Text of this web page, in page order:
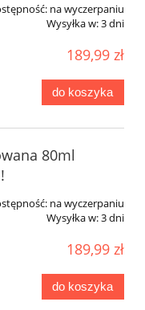
na wyczerpaniu
Wysyłka w:3 dni
189,99 zł
do koszyka
80ml
na wyczerpaniu
Wysyłka w:3 dni
189,99 zł
do koszyka